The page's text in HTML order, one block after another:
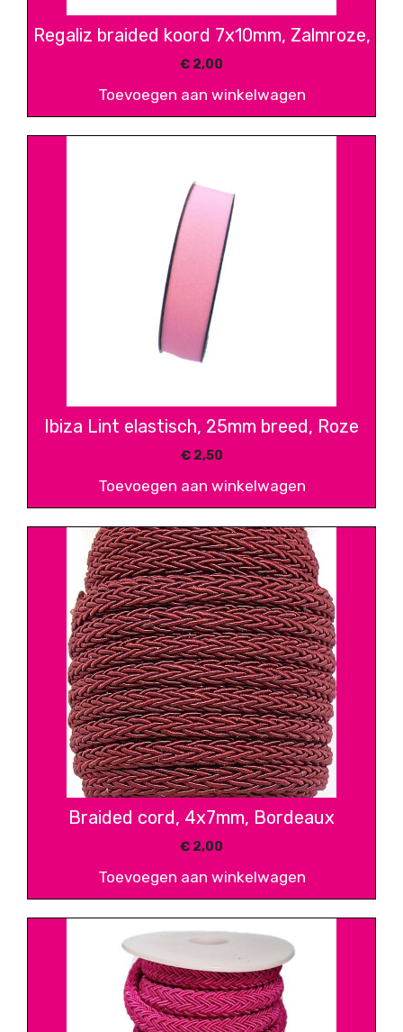
Regaliz braided koord 7x10mm, Zalmroze,
€ 2,00
Toevoegen aan winkelwagen
Ibiza Lint elastisch, 25mm breed, Roze
€2,50
Toevoegen aan winkelwagen
Braided cord, 4x7mm, Bordeaux
€ 2,00
Toevoegen aan winkelwagen